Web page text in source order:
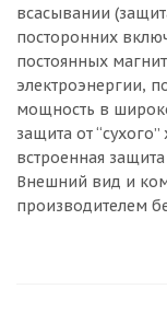
всасывании
посторонних
постоянных
электроэнергии,
мощность в
защита от
встроенная
Внешний вид и
производителем